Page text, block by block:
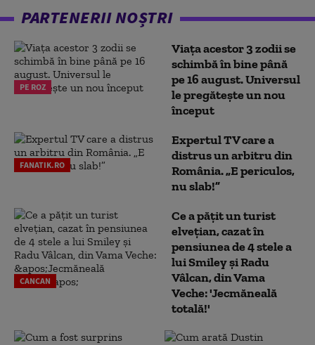
PARTENERII NOȘTRI
PE ROZ
Viața acestor 3 zodii se
schimbă în bine până
pe 16 august. Universul
le pregătește un nou
început
FANATIK.RO
Expertul TV care a
distrus un arbitru din
România. „E periculos,
nu slab!”
CANCAN
Ce a pățit un turist
elvețian, cazat în
pensiunea de 4 stele a
lui Smiley și Radu
Vâlcan, din Vama
Veche: 'Jecmăneală
totală!'